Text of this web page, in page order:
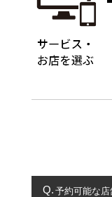
予約可能な